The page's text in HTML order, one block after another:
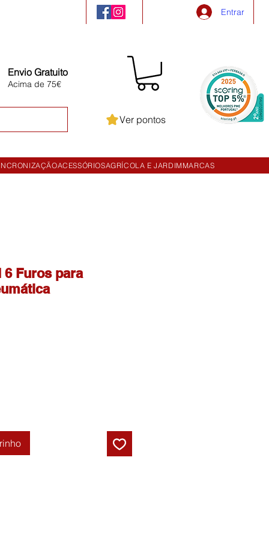
Entrar
Envio Gratuito
Acima de 75€
Ver pontos
ACESSÓRIOSAGRÍCOLA E JARDIM MARCAS
6 Furos para